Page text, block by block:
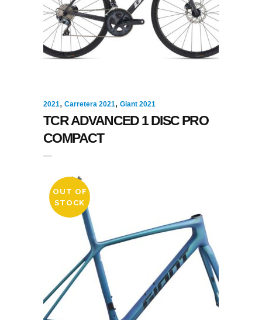
2021, Carretera 2021, Giant 2021
TCR ADVANCED 1 DISC PRO
COMPACT
OUT OF
STOCK